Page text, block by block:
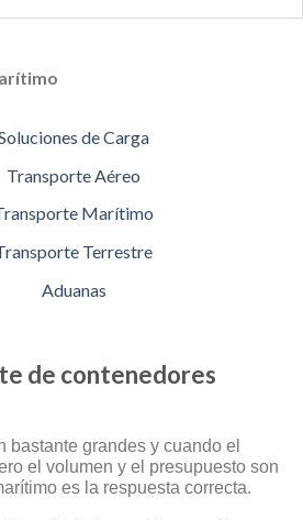
de Carga
Transporte Aéreo
Marítimo
Terrestre
Aduanas
de contenedores
bastante grandes y cuando el
el volumen y el presupuesto son
es la respuesta correcta.